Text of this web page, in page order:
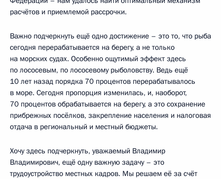
расчётов и приемлемой рассрочки.
Важно подчеркнуть ещё одно достижение – это то, что рыба
сегодня перерабатывается на берегу, а не только
на морских судах. Особенно ощутимый эффект здесь
по лососевым, по лососевому рыболовству. Ведь ещё
10 лет назад порядка 70 процентов перерабатывалось
в море. Сегодня пропорция изменилась, и, наоборот,
70 процентов обрабатывается на берегу, а это сохранение
прибрежных посёлков, закрепление населения и налоговая
отдача в региональный и местный бюджеты.
Хочу здесь подчеркнуть, уважаемый Владимир
Владимирович, ещё одну важную задачу – это
трудоустройство местных кадров. Мы решаем её за счёт